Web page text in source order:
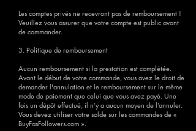
Les comptes privés ne recevront pas de remboursement !
Veuillez vous assurer que votre compte est public avant
de commander.
3. Politique de remboursement
Aucun remboursement si la prestation est complétée.
Avant le début de votre commande, vous avez le droit de
demander l'annulation et le remboursement sur le même
mode de paiement que celui que vous avez payé. Une
fois un dépôt effectué, il n’y a aucun moyen de l’annuler.
Vous devez utiliser votre solde sur les commandes de «
BuyFasFollowers.com ».